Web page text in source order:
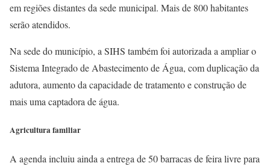
em regiões distantes da sede municipal. Mais de 800 habitantes
serão atendidos.
Na sede do município, a SIHS também foi autorizada a ampliar o
Sistema Integrado de Abastecimento de Água, com duplicação da
adutora, aumento da capacidade de tratamento e construção de
mais uma captadora de água.
Agricultura familiar
A agenda incluiu ainda a entrega de 50 barracas de feira livre para